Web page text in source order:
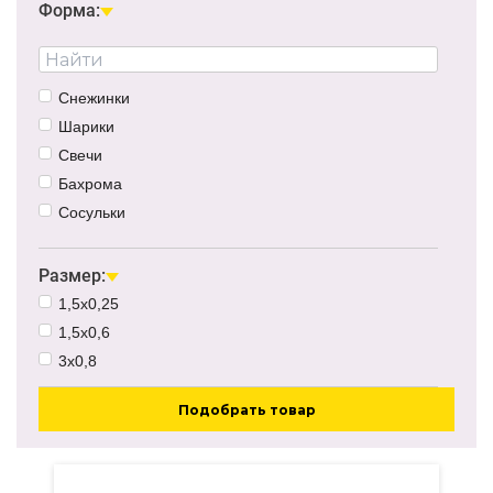
0.51Вт
1Вт
8Вт
12Вт
1.8Вт
50Вт
Форма:
Снежинки
Шарики
Свечи
Бахрома
Сосульки
Звезды
Кисточки
Колокольчики
Кубики
Палочки
Размер:
1,5х0,25
1,5х0,6
3х0,8
Подобрать товар